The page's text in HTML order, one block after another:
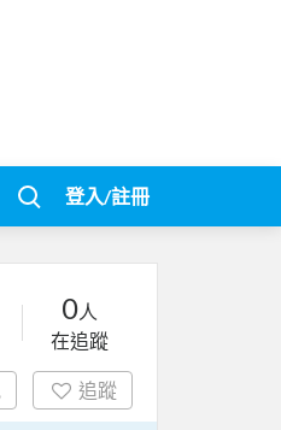
登入/註冊
0人
在追蹤
追蹤